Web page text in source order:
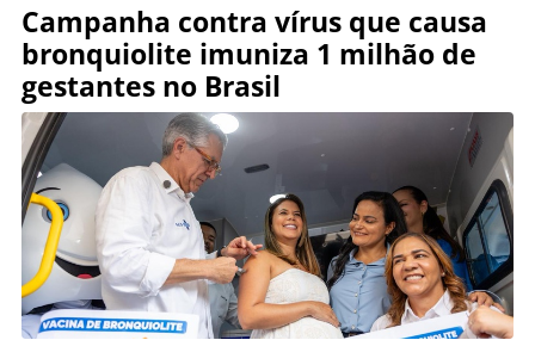
Campanha contra vírus que causa
bronquiolite imuniza 1 milhão de
gestantes no Brasil